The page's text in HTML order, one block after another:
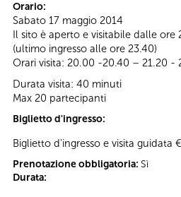
Orario:
Sabato 17 maggio 2014
Il sito è aperto e visitabile dalle
(ultimo ingresso alle ore 23.40)
Orari visita: 20.00 -20.40 – 21.20 -
Durata visita: 40 minuti
Max 20 partecipanti
Biglietto d'ingresso:
Biglietto d'ingresso e visita guidata
Prenotazione obbligatoria: Sì
Durata: